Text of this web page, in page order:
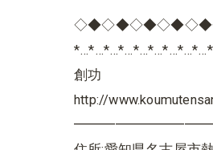
創功
http://